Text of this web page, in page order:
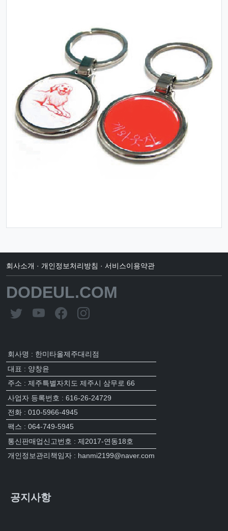
회사소개 · 개인정보처리방침 · 서비스이용약관
DODEUL.COM
회사명 : 한미타올제주대리점
대표 : 양창윤
주소 : 제주특별자치도 제주시 삼무로 66
사업자 등록번호 : 616-26-24729
전화 : 010-5966-4945
팩스 : 064-749-5945
통신판매업신고번호 : 제2017-연동18호
개인정보관리책임자 : hanmi2199@naver.com
공지사항